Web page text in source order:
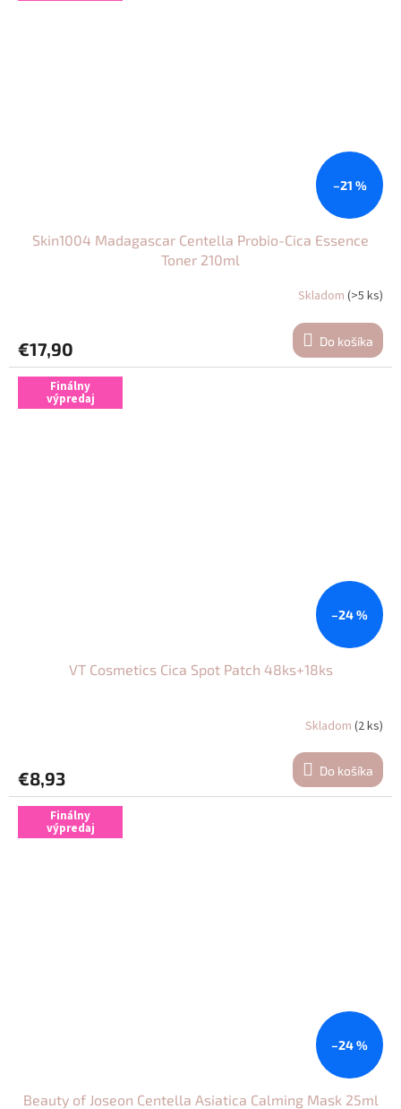
–21 %
Skin1004 Madagascar Centella Probio-Cica Essence
Toner 210ml
Skladom (>5 ks)
€17,90 Do košíka
Finálny
výpredaj
–24 %
VT Cosmetics Cica Spot Patch 48ks+18ks
Skladom (2 ks)
€8,93 Do košíka
Finálny
výpredaj
–24 %
Beauty of Joseon Centella Asiatica Calming Mask 25ml